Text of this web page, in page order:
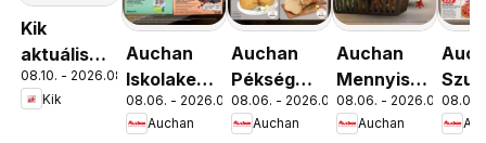
Kik
aktuális
akciós
újság
08.10. - 2026.08.16.
Kik
Auchan
Iskolakezdés
ajánlatok
08.06. - 2026.08.19.
Auchan
Auchan
Pékség
ajánlataink
08.06. - 2026.08.12.
Auchan
Auchan
Mennyiségi
kedvezmény
ajánlataink
08.06. - 2026.08.19.
Auchan
08.06.